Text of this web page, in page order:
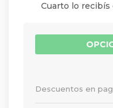
Descuentos en
Cuarto lo recibís